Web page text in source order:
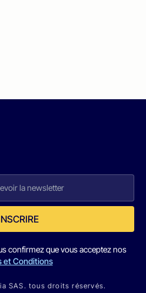
confirmez que vous acceptez nos
et Conditions
SAS. tous droits réservés.